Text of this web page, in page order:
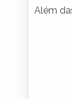
Além